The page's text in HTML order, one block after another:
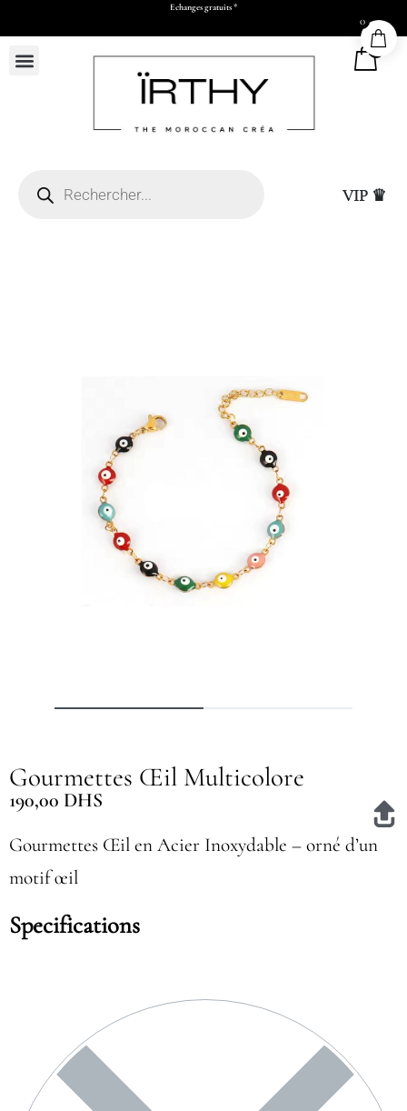
Echanges gratuits *
0
VIP ♛
Gourmettes Œil Multicolore
190,00 DHS
Gourmettes Œil en Acier Inoxydable – orné d’un
motif œil
Specifications
0